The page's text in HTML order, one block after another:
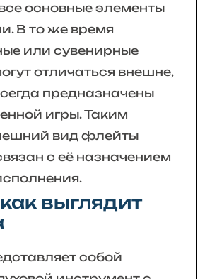
основные элементы
В то же время
или сувенирные
отличаться внешне,
предназначены
игры. Таким
вид флейты
с её назначением
выглядит
собой